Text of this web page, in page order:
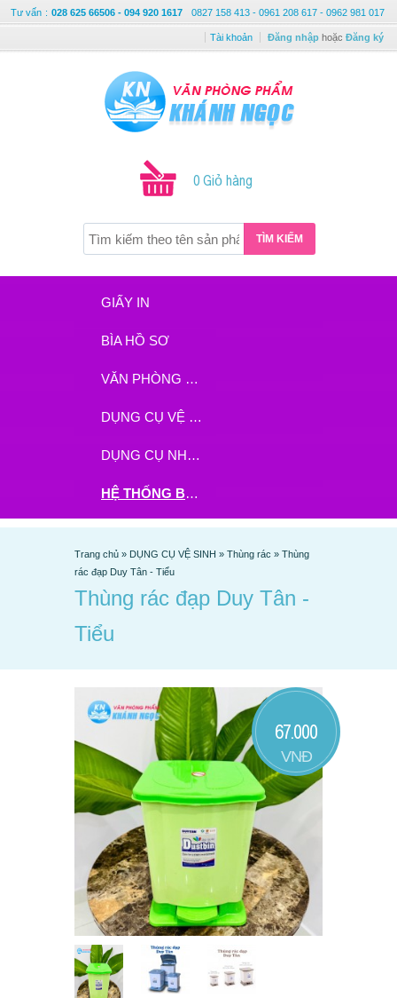
Tư vấn : 028 625 66506 - 094 920 1617 0827 158 413 - 0961 208 617 - 0962 981 017
Tài khoản Đăng nhập hoặc Đăng ký
0 Giỏ hàng
TÌM KIẾM
GIẤY IN
BÌA HỒ SƠ
VĂN PHÒNG PHẨM
DỤNG CỤ VỆ SINH
DỤNG CỤ NHÀ BẾP
HỆ THỐNG BHX - TGDĐ ĐẶT HÀNG TẠI ĐÂY
Trang chủ » DỤNG CỤ VỆ SINH » Thùng rác » Thùng
rác đạp Duy Tân - Tiểu
Thùng rác đạp Duy Tân -
Tiểu
67.000
VNĐ